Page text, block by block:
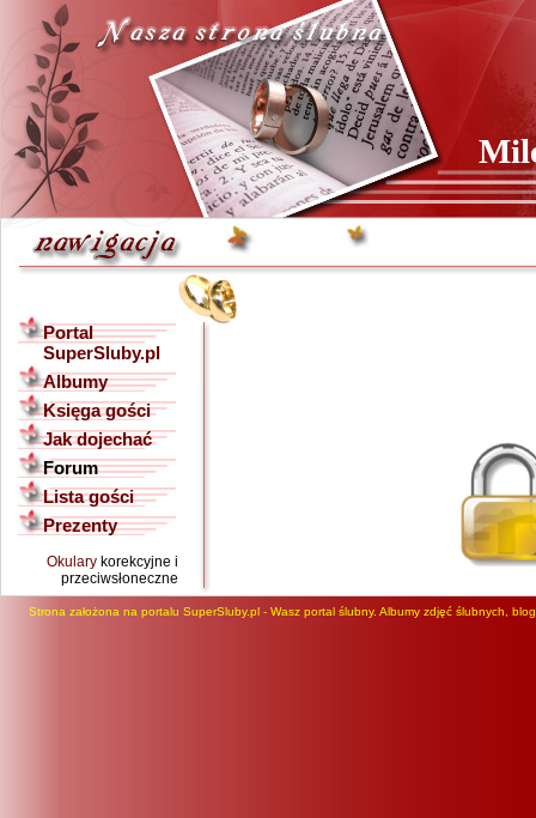
Portal
SuperSluby.pl
Albumy
Księga gości
Jak dojechać
Forum
Lista gości
Prezenty
Okulary korekcyjne i
przeciwsłoneczne
Strona założona na portalu SuperSluby.pl - Wasz portal ślubny. Albumy zdjęć ślubnych,